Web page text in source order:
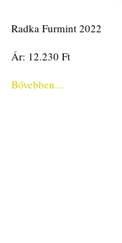
Radka Furmint 2022
Ár: 12.230 Ft
Bővebben...